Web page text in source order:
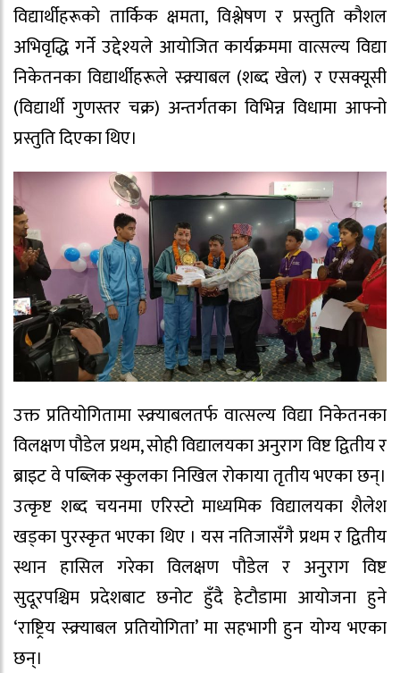
विद्यार्थीहरूको तार्किक क्षमता, विश्लेषण र प्रस्तुति कौशल
अभिवृद्धि गर्ने उद्देश्यले आयोजित कार्यक्रममा वात्सल्य विद्या
निकेतनका विद्यार्थीहरूले स्क्र्याबल (शब्द खेल) र एसक्यूसी
(विद्यार्थी गुणस्तर चक्र) अन्तर्गतका विभिन्न विधामा आफ्नो
प्रस्तुति दिएका थिए।
उक्त प्रतियोगितामा स्क्र्याबलतर्फ वात्सल्य विद्या निकेतनका
विलक्षण पौडेल प्रथम, सोही विद्यालयका अनुराग विष्ट द्वितीय र
ब्राइट वे पब्लिक स्कुलका निखिल रोकाया तृतीय भएका छन्।
उत्कृष्ट शब्द चयनमा एरिस्टो माध्यमिक विद्यालयका शैलेश
खड्का पुरस्कृत भएका थिए । यस नतिजासँगै प्रथम र द्वितीय
स्थान हासिल गरेका विलक्षण पौडेल र अनुराग विष्ट
सुदूरपश्चिम प्रदेशबाट छनोट हुँदै हेटौडामा आयोजना हुने
‘राष्ट्रिय स्क्र्याबल प्रतियोगिता’ मा सहभागी हुन योग्य भएका
छन्।